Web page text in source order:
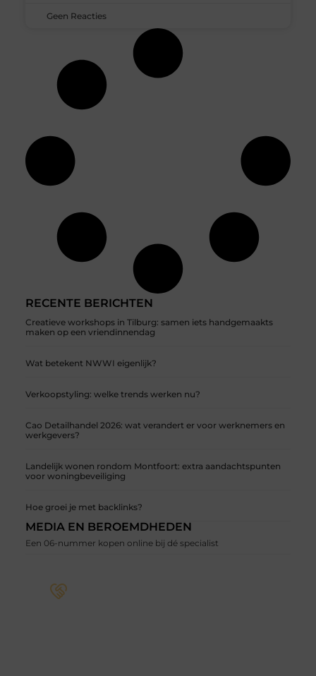
RECENTE BERICHTEN
Creatieve workshops in Tilburg: samen iets handgemaakts
maken op een vriendinnendag
Wat betekent NWWI eigenlijk?
Verkoopstyling: welke trends werken nu?
Cao Detailhandel 2026: wat verandert er voor werknemers en
werkgevers?
Landelijk wonen rondom Montfoort: extra aandachtspunten
voor woningbeveiliging
Hoe groei je met backlinks?
MEDIA EN BEROEMDHEDEN
Een 06-nummer kopen online bij dé specialist
Geen Reacties